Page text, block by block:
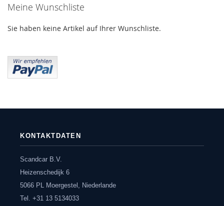
Meine Wunschliste
Sie haben keine Artikel auf Ihrer Wunschliste.
KONTAKTDATEN
Scandcar B.V.
Heizenschedijk 6
5066 PL Moergestel, Niederlande
Tel. +31 13 5134033